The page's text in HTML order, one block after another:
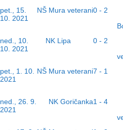
pet., 15.
10. 2021
NŠ Mura veterani0 - 2
ned., 10.
10. 2021
NK Lipa 0 - 2
pet., 1. 10.
2021
NŠ Mura veterani7 - 1
ned., 26. 9.
2021
NK Goričanka1 - 4